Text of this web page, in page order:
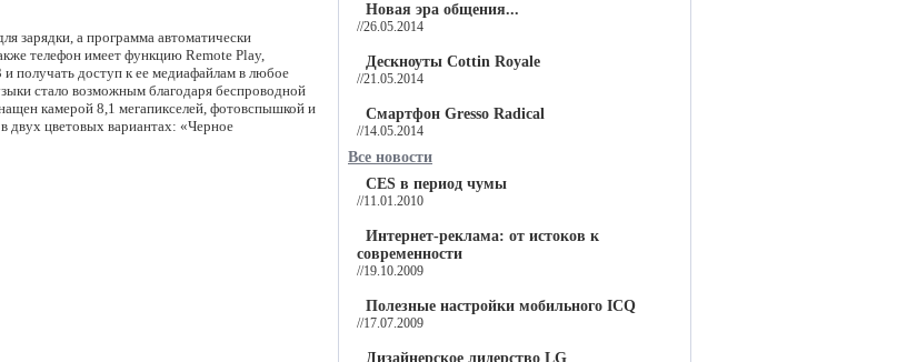
зарядки, а программа автоматически
телефон имеет функцию Remote Play,
получать доступ к ее медиафайлам в любое
стало возможным благодаря беспроводной
камерой 8,1 мегапикселей, фотовспышкой и
двух цветовых вариантах: «Черное
Новая эра общения...
//26.05.2014
Дескноуты Cottin Royale
//21.05.2014
Смартфон Gresso Radical
//14.05.2014
Все новости
CES в период чумы
//11.01.2010
Интернет-реклама: от истоков к
современности
//19.10.2009
Полезные настройки мобильного ICQ
//17.07.2009
Дизайнерское лидерство LG